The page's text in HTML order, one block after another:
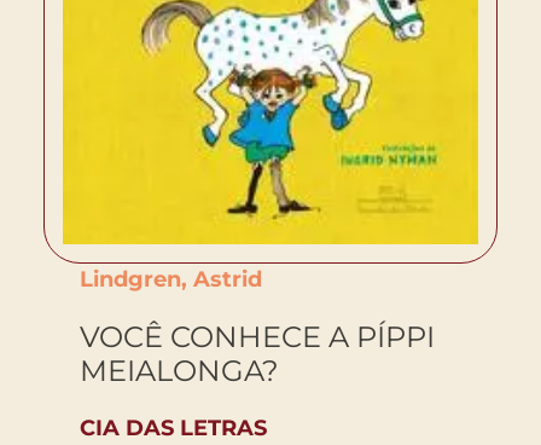
Lindgren, Astrid
VOCÊ CONHECE A PÍPPI
MEIALONGA?
CIA DAS LETRAS